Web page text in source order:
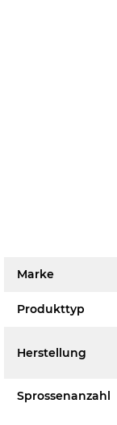
Marke
Produkttyp
Herstellung
Sprossenanzahl